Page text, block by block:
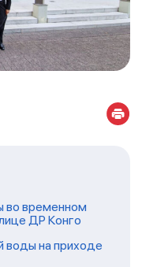
во временном
ДР Конго
воды на приходе